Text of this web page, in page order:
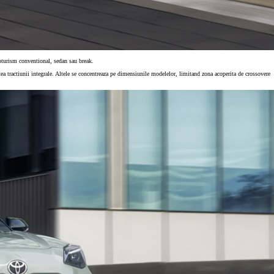
conventional, sedan sau break.
integrale. Altele se concentreaza pe dimensiunile modelelor, limitand zona acoperita de crossovere